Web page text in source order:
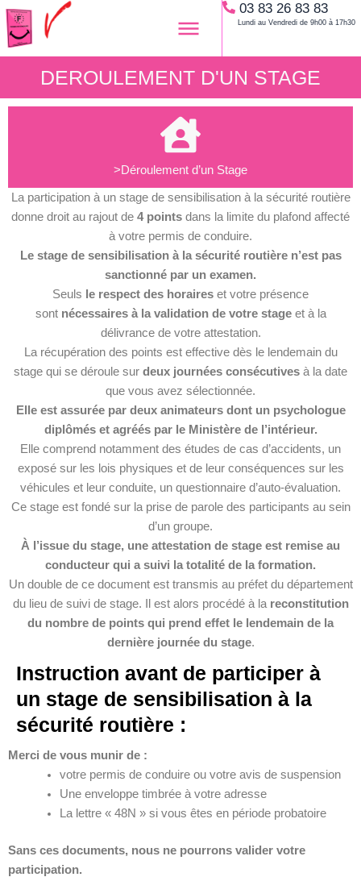
Aller
au
contenu
03 83 26 83 83
Lundi au Vendredi de 9h00 à 17h30
DEROULEMENT D'UN STAGE
>Déroulement d’un Stage
La participation à un stage de sensibilisation à la sécurité routière
donne droit au rajout de 4 points dans la limite du plafond affecté
à votre permis de conduire.
Le stage de sensibilisation à la sécurité routière n’est pas
sanctionné par un examen.
Seuls le respect des horaires et votre présence
sontnécessaires à la validation de votre stageet à la
délivrance de votre attestation.
La récupération des points est effective dès le lendemain du
stage qui se déroule sur deux journées consécutives à la date
que vous avez sélectionnée.
Elle est assurée par deux animateurs dont un psychologue
diplômés et agréés par le Ministère de l’intérieur.
Elle comprend notamment des études de cas d’accidents, un
exposé sur les lois physiques et de leur conséquences sur les
véhicules et leur conduite, un questionnaire d’auto-évaluation.
Ce stage est fondé sur la prise de parole des participants au sein
d’un groupe.
À l’issue du stage, une attestation de stage est remise au
conducteur qui a suivi la totalité de la formation.
Un double de ce document est transmis au préfet du département
du lieu de suivi de stage. Il est alors procédé à la reconstitution
du nombre de points qui prend effet le lendemain de la
dernière journée du stage.
Instruction avant de participer à
un stage de sensibilisation à la
sécurité routière :
Merci de vous munir de :
votre permis de conduire ou votre avis de suspension
Une enveloppe timbrée à votre adresse
La lettre « 48N » si vous êtes en période probatoire
Sans ces documents, nous ne pourrons valider votre
participation.